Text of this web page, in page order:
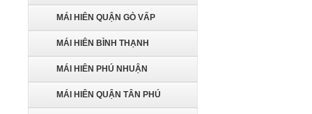
MÁI HIÊN QUẬN GÒ VẤP
MÁI HIÊN BÌNH THẠNH
MÁI HIÊN PHÚ NHUẬN
MÁI HIÊN QUẬN TÂN PHÚ